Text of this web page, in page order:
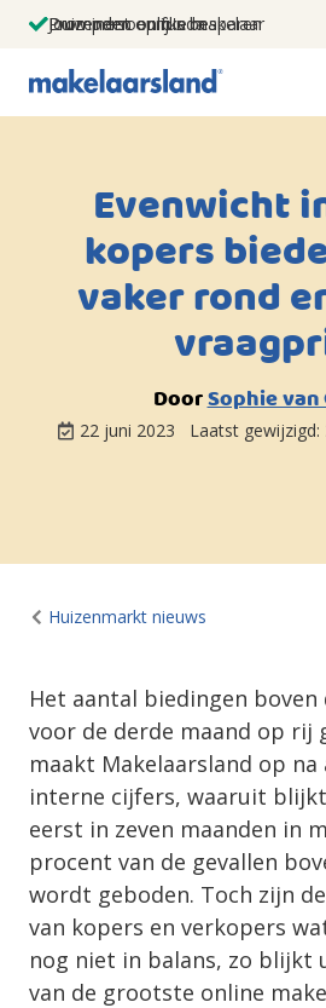
Jouw persoonlijke makelaar
Duizenden euro's besparen
Prominent op funda
Evenwicht
kopers
vaker rond
DoorSophie van
22 juni 2023 Laatst gewijzigd:
Huizenmarkt nieuws
Het aantal biedingen
voor de derde maand op rij
maakt Makelaarsland op na
interne cijfers, waaruit
eerst in zeven maanden in
procent van de gevallen
wordt geboden. Toch zijn
van kopers en verkopers
nog niet in balans, zo blijkt
van de grootste online